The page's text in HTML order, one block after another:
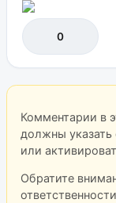
0
Комментарии в
должны указать
или
Обратите